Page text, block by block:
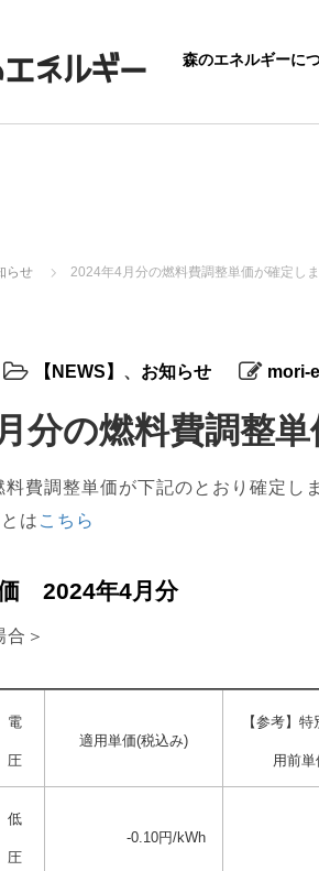
森のエネルギーに
らせ 2024年4月分の燃料費調整単価が確定し
【NEWS】 、 お知らせ mori-
分の燃料費調整
費調整単価が下記のとおり確定し
は こちら
2024年4月分
合＞
電
圧
適用単価(税込み)
【参考】
用前
低
圧
-0.10円/kWh